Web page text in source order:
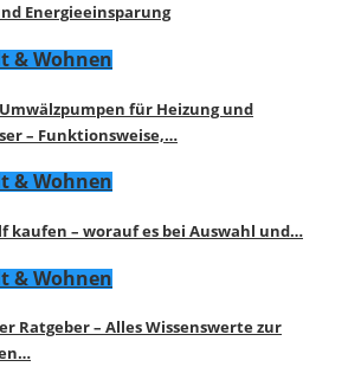
Energieeinsparung
& Wohnen
für Heizung und
– Funktionsweise,…
& Wohnen
kaufen – worauf es bei Auswahl und…
& Wohnen
Ratgeber – Alles Wissenswerte zur